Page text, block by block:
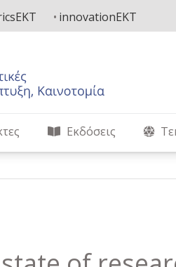
innovationEKT
Εκδόσεις